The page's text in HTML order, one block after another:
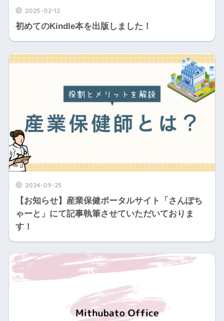
2025-02-12
初めてのKindle本を出版しました！
2024-09-25
【お知らせ】産業保健ポータルサイト「さんぽち
ゃーと」にて記事執筆させていただいておりま
す！